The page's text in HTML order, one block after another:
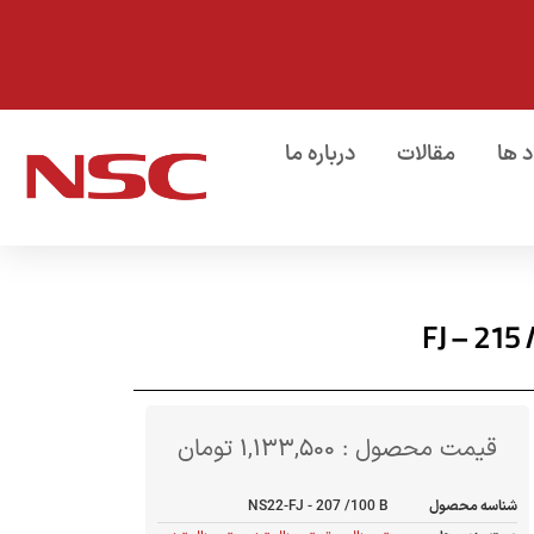
ها مقالات
درباره ما
قیمت محصول : 1,133,500 تومان
شناسه محصول
NS22-FJ - 207 /100 B